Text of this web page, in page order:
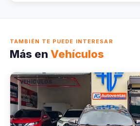
TAMBIÉN TE PUEDE INTERESAR
Más en Vehículos
VEHÍCULOS